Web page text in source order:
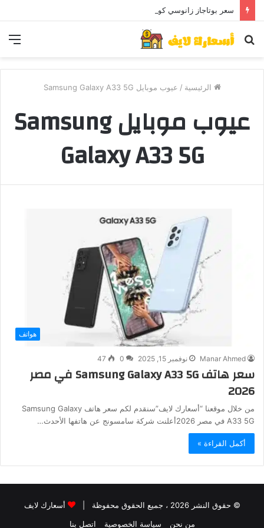
سعر بوتاجاز زانوسي كول ماكس اليوم ..و5 عيوب
بحث
الرئيسية / عيوب موبايل Samsung Galaxy A33 5G
عيوب موبايل Samsung
Galaxy A33 5G
هواتف
Manar Ahmed نوفمبر 15, 2025 0
47
سعر هاتف Samsung Galaxy A33 5G في مصر
2026
من خلال موقعنا “أسعارك لايف”سنقدم لكم سعر هاتف Samsung Galaxy
A33 5G في مصر 2026أعلنت شركة سامسونج عن هاتفها الأحدث…
أكمل القراءة »
© حقوق النشر 2026 ، جميع الحقوق محفوظة |
أسعارك لايف
من نحن
سياسة الخصوصية اتصل بنا